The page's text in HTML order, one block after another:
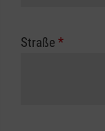
Straße *